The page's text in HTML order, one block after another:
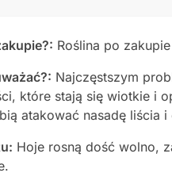
Roślina po
Najczęstszym
które stają się wiotkie i
atakować nasadę liścia
Hoje rosną dość wolno,